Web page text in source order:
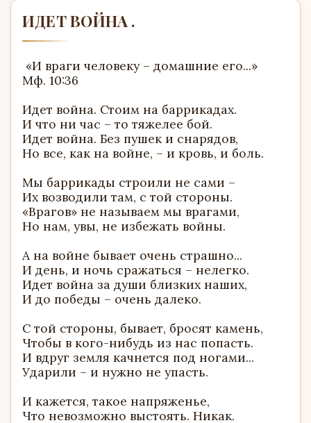
ИДЕТ ВОЙНА .
«И враги человеку – домашние его...»
Мф. 10:36
Идет война. Стоим на баррикадах.
И что ни час – то тяжелее бой.
Идет война. Без пушек и снарядов,
Но все, как на войне, – и кровь, и боль.
Мы баррикады строили не сами –
Их возводили там, с той стороны.
«Врагов» не называем мы врагами,
Но нам, увы, не избежать войны.
А на войне бывает очень страшно...
И день, и ночь сражаться – нелегко.
Идет война за души близких наших,
И до победы – очень далеко.
С той стороны, бывает, бросят камень,
Чтобы в кого-нибудь из нас попасть.
И вдруг земля качнется под ногами...
Ударили – и нужно не упасть.
И кажется, такое напряженье,
Что невозможно выстоять. Никак.